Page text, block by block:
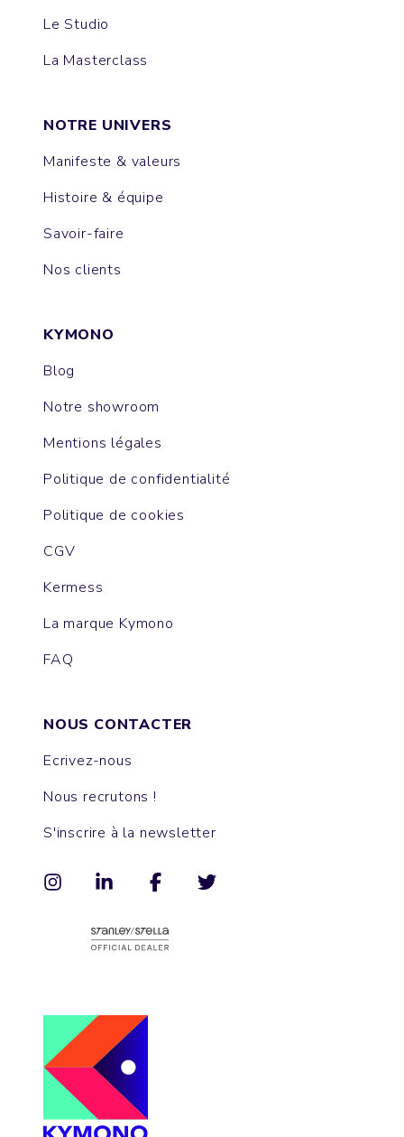
Le Studio
La Masterclass
NOTRE UNIVERS
Manifeste & valeurs
Histoire & équipe
Savoir-faire
Nos clients
KYMONO
Blog
Notre showroom
Mentions légales
Politique de confidentialité
Politique de cookies
CGV
Kermess
La marque Kymono
FAQ
NOUS CONTACTER
Ecrivez-nous
Nous recrutons !
S'inscrire à la newsletter